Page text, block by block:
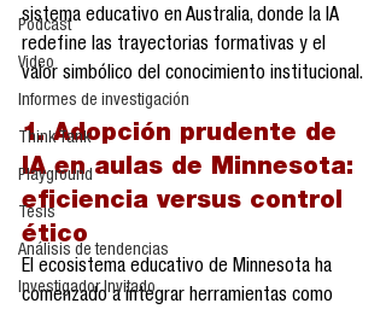
Podcast
Video
Informes de investigación
Think Tank
Playground
Tesis
Análisis de tendencias
Investigador Invitado
sistema educativo en Australia, donde la IA
redefine las trayectorias formativas y el
valor simbólico del conocimiento institucional.
1. Adopción prudente de
IA en aulas de Minnesota:
eficiencia versus control
ético
El ecosistema educativo de Minnesota ha
comenzado a integrar herramientas como